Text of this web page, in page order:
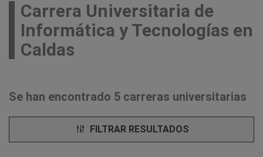
Carrera Universitaria de
Informática y Tecnologías en
Caldas
Se han encontrado 5 carreras universitarias
FILTRAR RESULTADOS